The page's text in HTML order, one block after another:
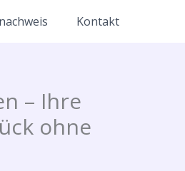
Kontakt
– Ihre
ohne